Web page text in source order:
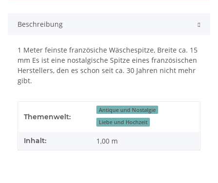
Beschreibung
1 Meter feinste französiche Wäschespitze, Breite ca. 15
mm Es ist eine nostalgische Spitze eines französischen
Herstellers, den es schon seit ca. 30 Jahren nicht mehr
gibt.
Themenwelt:
Antique und Nostalgie
Liebe und Hochzeit
Inhalt: 1,00 m